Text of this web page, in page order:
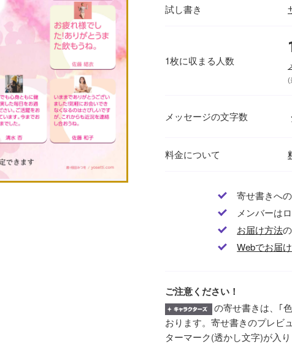
試し書き
1枚に収まる人数
(
メッセージの文字数
料金について
寄せ書きへ
メンバーは
お届け方法
Webでお届け
ご注意ください！
の寄せ書きは、｢
おります。寄せ書きのプレビ
ターマーク(透かし文字)が入